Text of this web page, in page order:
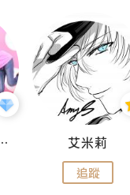
魔怪之家 艾米莉
追蹤